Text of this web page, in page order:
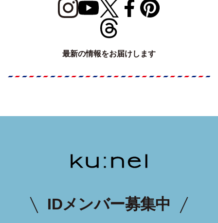
最新の情報をお届けします
IDメンバー募集中